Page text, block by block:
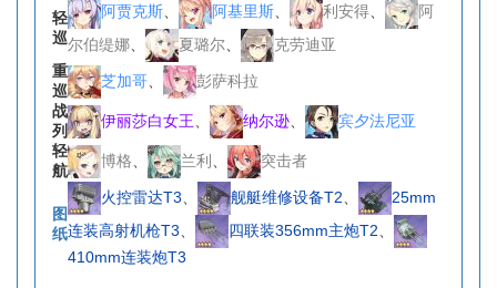
轻
巡
阿贾克斯 阿基里斯 利安得
阿
尔伯缇娜
夏璐尔
克劳迪亚
重
巡
芝加哥
彭萨科拉
战
列
伊丽莎白女王 纳尔逊
宾夕法尼亚
轻
航
博格 兰利 突击者
图
纸
火控雷达T3 舰艇维修设备T2
25mm
连装高射机枪T3
四联装356mm主炮T2
410mm连装炮T3